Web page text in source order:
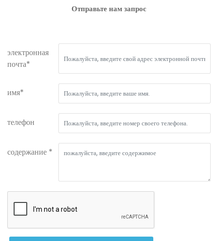
Отправьте нам запрос
электронная
почта*
имя*
телефон
содержание *